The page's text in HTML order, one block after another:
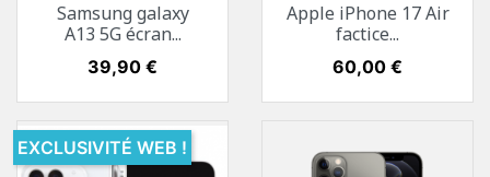
Samsung galaxy
A13 5G écran...
Prix
39,90 €
Apple iPhone 17 Air
factice...
Prix
60,00 €
EXCLUSIVITÉ WEB !